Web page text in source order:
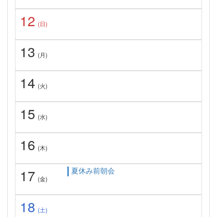
12 (日)
13 (月)
14 (火)
15 (水)
16 (木)
17 (金)
夏休み前朝会
18 (土)